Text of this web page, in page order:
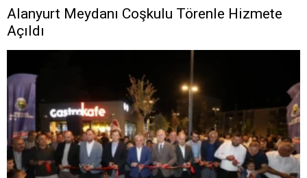
Alanyurt Meydanı Coşkulu Törenle Hizmete
Açıldı